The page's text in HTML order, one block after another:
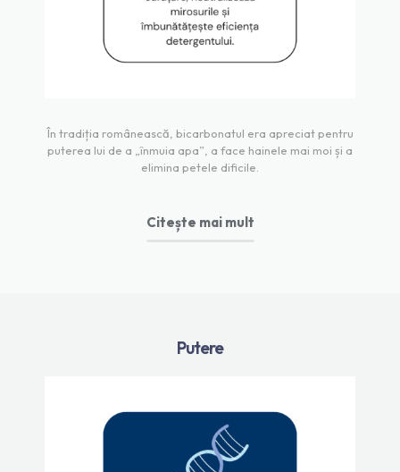
În tradiția românească, bicarbonatul era apreciat pentru
puterea lui de a „înmuia apa”, a face hainele mai moi și a
elimina petele dificile.
Citește mai mult
Putere